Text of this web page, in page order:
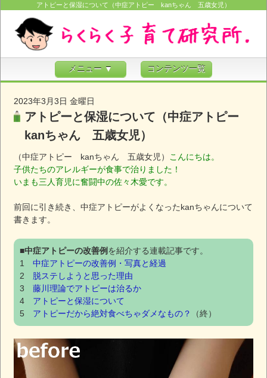
アトピーと保湿について（中症アトピー kanちゃん 五歳女児）
メニュー ▼ コンテンツ一覧
2023年3月3日 金曜日
アトピーと保湿について（中症アトピー
kanちゃん 五歳女児）
（中症アトピー kanちゃん 五歳女児）
こんにちは。
子供たちのアレルギーが食事で治りました！
いまも三人育児に奮闘中の佐々木愛です。
前回に引き続き、中症アトピーがよくなったkanちゃんについて
書きます。
■中症アトピーの改善例を紹介する連載記事です。
1中症アトピーの改善例・写真と経過
2
脱ステしようと思った理由
3藤川理論でアトピーは治るか
4 アトピーと保湿について
5 アトピーだから絶対食べちゃダメなもの？ （終）